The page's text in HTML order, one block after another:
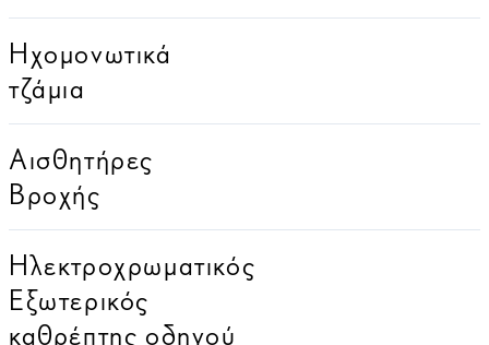
Ηχομονωτικά
τζάμια
Αισθητήρες
Βροχής
Ηλεκτροχρωματικός
Εξωτερικός
καθρέπτης οδηγού